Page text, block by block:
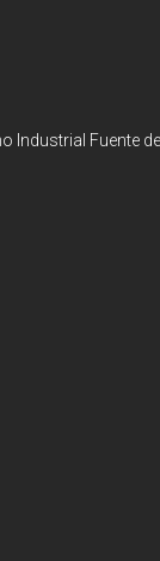
Industrial Fuente